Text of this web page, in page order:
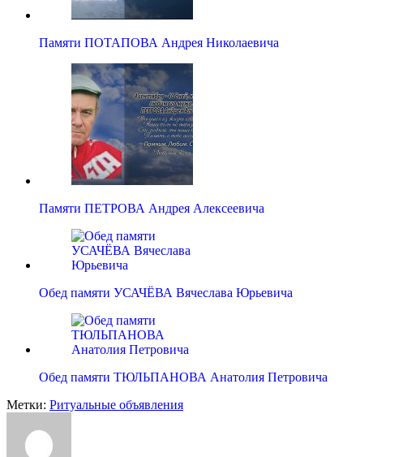
Памяти ПОТАПОВА Андрея Николаевича
Памяти ПЕТРОВА Андрея Алексеевича
Обед памяти УСАЧЁВА Вячеслава Юрьевича
Обед памяти ТЮЛЬПАНОВА Анатолия Петровича
Метки: Ритуальные объявления